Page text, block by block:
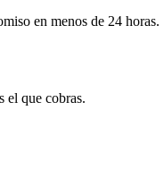
en menos de 24 horas.
el que cobras.